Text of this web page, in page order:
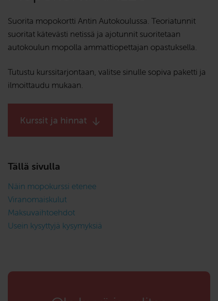
Suorita mopokortti Antin Autokoulussa. Teoriatunnit
suoritat kätevästi netissä ja ajotunnit suoritetaan
autokoulun mopolla ammattiopettajan opastuksella.
Tutustu kurssitarjontaan, valitse sinulle sopiva paketti ja
ilmoittaudu mukaan.
Kurssit ja hinnat
Tällä sivulla
Näin mopokurssi etenee
Viranomaiskulut
Maksuvaihtoehdot
Usein kysyttyjä kysymyksiä